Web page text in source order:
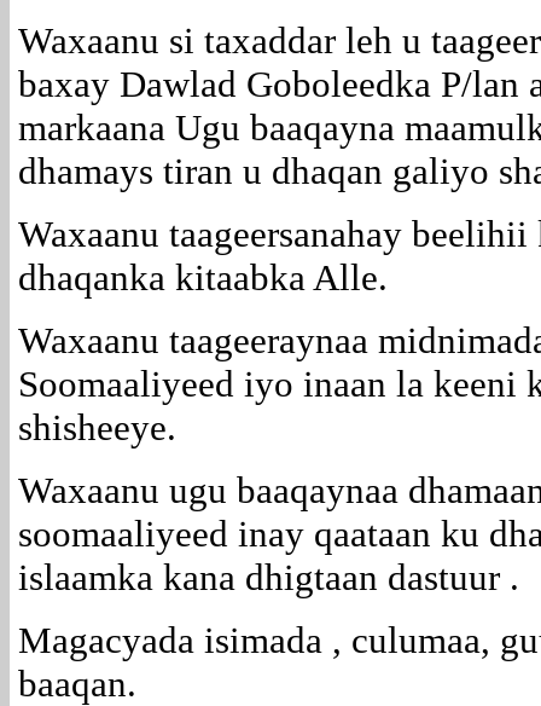
Waxaanu si taxaddar leh u
baxay Dawlad Goboleedka P/lan
markaana Ugu baaqayna
dhamays tiran u dhaqan galiyo
Waxaanu taageersanahay
dhaqanka kitaabka Alle.
Waxaanu taageeraynaa
Soomaaliyeed iyo inaan la keeni
shisheeye.
Waxaanu ugu baaqaynaa
soomaaliyeed inay qaataan ku
islaamka kana dhigtaan dastuur .
Magacyada isimada , culumaa,
baaqan.